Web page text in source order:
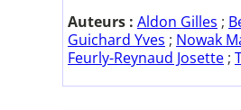
Auteurs : Aldon Gilles ;
Guichard Yves ; Nowak
Feurly-Reynaud Josette ;